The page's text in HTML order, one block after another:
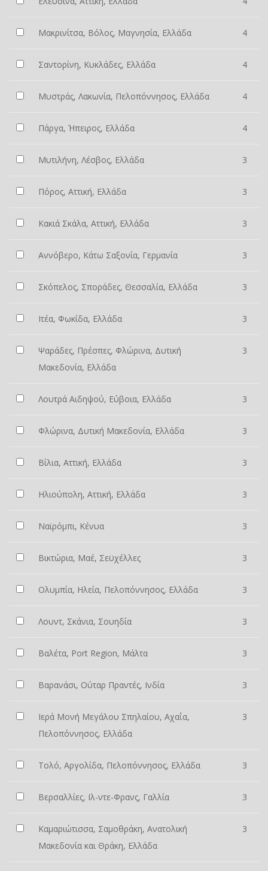
Μακρινίτσα, Βόλος, Μαγνησία, Ελλάδα 4
Σαντορίνη, Κυκλάδες, Ελλάδα 4
Μυστράς, Λακωνία, Πελοπόννησος, Ελλάδα 4
Πάργα, Ήπειρος, Ελλάδα 4
Μυτιλήνη, Λέσβος, Ελλάδα 3
Πόρος, Αττική, Ελλάδα 3
Κακιά Σκάλα, Αττική, Ελλάδα 3
Αννόβερο, Κάτω Σαξονία, Γερμανία 3
Σκόπελος, Σποράδες, Θεσσαλία, Ελλάδα 3
Ιτέα, Φωκίδα, Ελλάδα 3
Ψαράδες, Πρέσπες, Φλώρινα, Δυτική
Μακεδονία, Ελλάδα
3
Λουτρά Αιδηψού, Εύβοια, Ελλάδα 3
Φλώρινα, Δυτική Μακεδονία, Ελλάδα 3
Βίλια, Αττική, Ελλάδα 3
Ηλιούπολη, Αττική, Ελλάδα 3
Ναϊρόμπι, Κένυα 3
Βικτώρια, Μαέ, Σεϋχέλλες 3
Ολυμπία, Ηλεία, Πελοπόννησος, Ελλάδα 3
Λουντ, Σκάνια, Σουηδία 3
Βαλέτα, Port Region, Μάλτα 3
Βαρανάσι, Ούταρ Πραντές, Ινδία 3
Ιερά Μονή Μεγάλου Σπηλαίου, Αχαΐα,
Πελοπόννησος, Ελλάδα
3
Τολό, Αργολίδα, Πελοπόννησος, Ελλάδα 3
Βερσαλλίες, Ιλ-ντε-Φρανς, Γαλλία 3
Καμαριώτισσα, Σαμοθράκη, Ανατολική
Μακεδονία και Θράκη, Ελλάδα
3